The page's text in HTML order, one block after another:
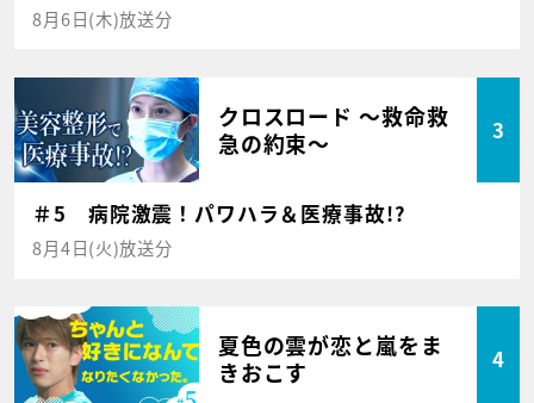
8月6日(木)放送分
クロスロード ～救命救
急の約束～
3
＃5 病院激震！パワハラ＆医療事故!?
8月4日(火)放送分
夏色の雲が恋と嵐をま
きおこす
4